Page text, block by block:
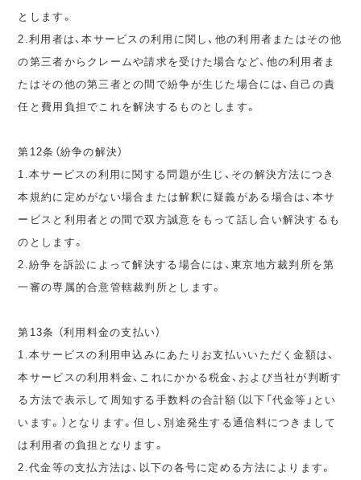
とします。
2.利用者は、本サービスの利用に関し、他の利用者またはその他
の第三者からクレームや請求を受けた場合など、他の利用者ま
たはその他の第三者との間で紛争が生じた場合には、自己の責
任と費用負担でこれを解決するものとします。
第12条（紛争の解決）
1.本サービスの利用に関する問題が生じ、その解決方法につき
本規約に定めがない場合または解釈に疑義がある場合は、本サ
ービスと利用者との間で双方誠意をもって話し合い解決するも
のとします。
2.紛争を訴訟によって解決する場合には、東京地方裁判所を第
一審の専属的合意管轄裁判所とします。
第13条 （利用料金の支払い）
1.本サービスの利用申込みにあたりお支払いいただく金額は、
本サービスの利用料金、これにかかる税金、および当社が判断す
る方法で表示して周知する手数料の合計額（以下「代金等」とい
います。）となります。但し、別途発生する通信料につきまして
は利用者の負担となります。
2.代金等の支払方法は、以下の各号に定める方法によります。